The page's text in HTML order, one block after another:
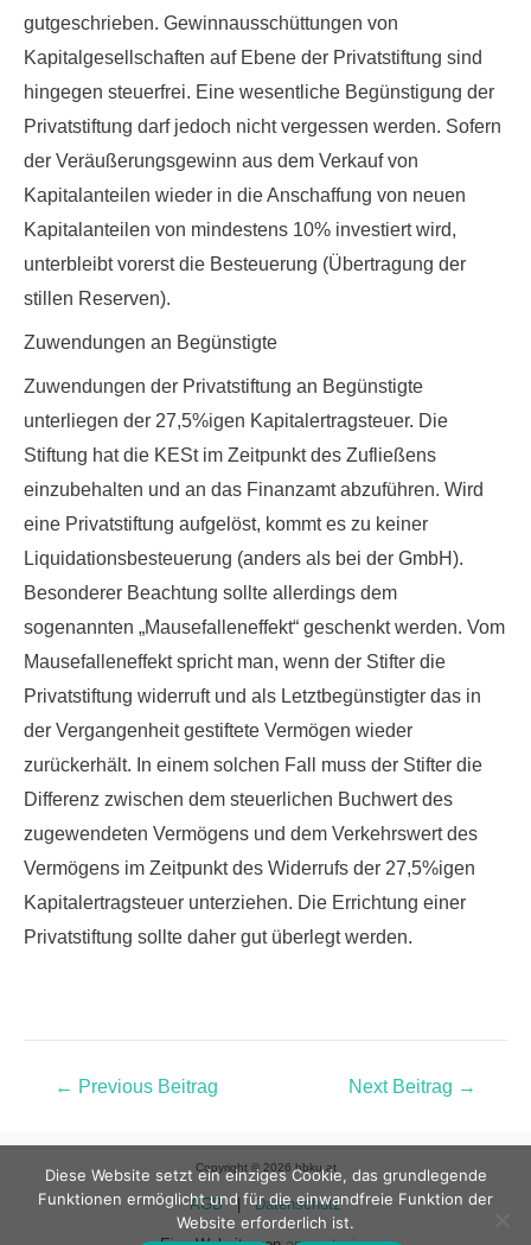
gutgeschrieben. Gewinnausschüttungen von
Kapitalgesellschaften auf Ebene der Privatstiftung sind
hingegen steuerfrei. Eine wesentliche Begünstigung der
Privatstiftung darf jedoch nicht vergessen werden. Sofern
der Veräußerungsgewinn aus dem Verkauf von
Kapitalanteilen wieder in die Anschaffung von neuen
Kapitalanteilen von mindestens 10% investiert wird,
unterbleibt vorerst die Besteuerung (Übertragung der
stillen Reserven).
Zuwendungen an Begünstigte
Zuwendungen der Privatstiftung an Begünstigte
unterliegen der 27,5%igen Kapitalertragsteuer. Die
Stiftung hat die KESt im Zeitpunkt des Zufließens
einzubehalten und an das Finanzamt abzuführen. Wird
eine Privatstiftung aufgelöst, kommt es zu keiner
Liquidationsbesteuerung (anders als bei der GmbH).
Besonderer Beachtung sollte allerdings dem
sogenannten „Mausefalleneffekt“ geschenkt werden. Vom
Mausefalleneffekt spricht man, wenn der Stifter die
Privatstiftung widerruft und als Letztbegünstigter das in
der Vergangenheit gestiftete Vermögen wieder
zurückerhält. In einem solchen Fall muss der Stifter die
Differenz zwischen dem steuerlichen Buchwert des
zugewendeten Vermögens und dem Verkehrswert des
Vermögens im Zeitpunkt des Widerrufs der 27,5%igen
Kapitalertragsteuer unterziehen. Die Errichtung einer
Privatstiftung sollte daher gut überlegt werden.
← Previous Beitrag Next Beitrag →
Copyright © 2026 bbku.at
AGB|Datenschutz
Diese Website setzt ein einziges Cookie, das grundlegende
Funktionen ermöglicht und für die einwandfreie Funktion der
Website erforderlich ist.